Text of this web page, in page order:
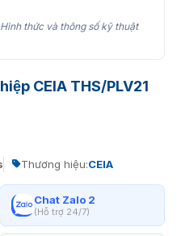
thức và thông số kỹ thuật
CEIA THS/PLV21
Thương hiệu:CEIA
Chat Zalo 2
(Hỗ trợ 24/7)